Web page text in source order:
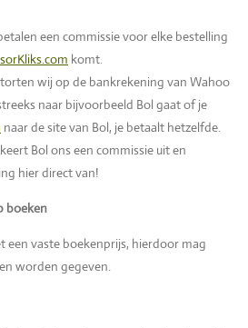
een commissie voor elke bestelling
komt.
wij op de bankrekening van Wahoo
naar bijvoorbeeld Bol gaat of je
naar de site van Bol, je betaalt hetzelfde.
Bol ons een commissie uit en
hier direct van!
boeken
een vaste boekenprijs, hierdoor mag
worden gegeven.